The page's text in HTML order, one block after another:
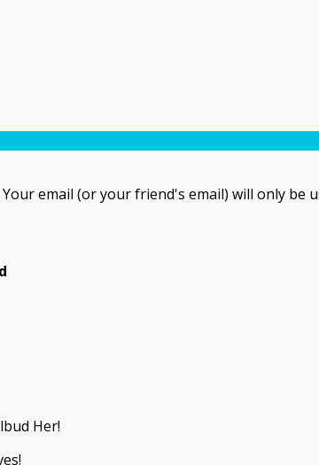
email (or your friend's email) will only be
Her!